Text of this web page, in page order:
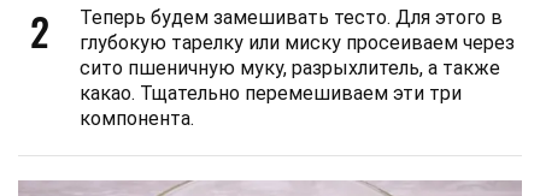
2
Теперь будем замешивать тесто. Для этого в
глубокую тарелку или миску просеиваем через
сито пшеничную муку, разрыхлитель, а также
какао. Тщательно перемешиваем эти три
компонента.